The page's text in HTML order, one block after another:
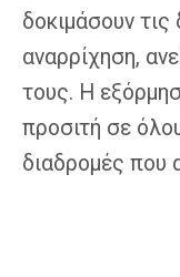
δοκιμάσουν
αναρρίχηση,
τους. Η
προσιτή σε
διαδρομές που